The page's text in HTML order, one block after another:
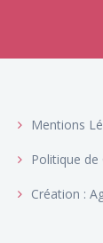
Mentions
Politique
Création :